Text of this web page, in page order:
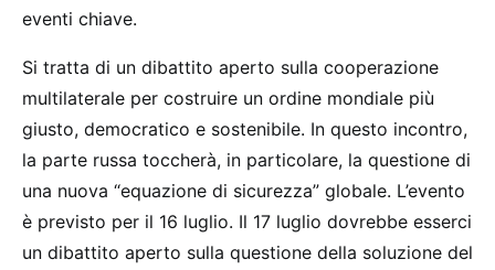
eventi chiave.
Si tratta di un dibattito aperto sulla cooperazione
multilaterale per costruire un ordine mondiale più
giusto, democratico e sostenibile. In questo incontro,
la parte russa toccherà, in particolare, la questione di
una nuova “equazione di sicurezza” globale. L’evento
è previsto per il 16 luglio. Il 17 luglio dovrebbe esserci
un dibattito aperto sulla questione della soluzione del